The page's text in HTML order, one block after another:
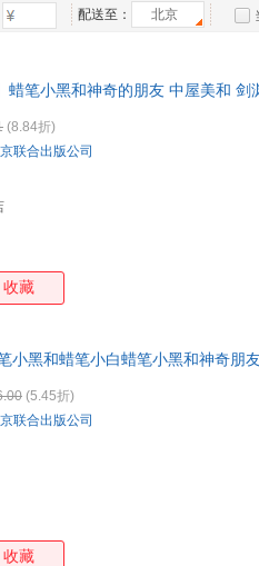
配送至： 北京
蜡笔小黑和神奇的朋友 中屋美和
(8.84折)
联合出版公司
收藏
小黑和蜡笔小白蜡笔小黑和神奇朋
(5.45折)
联合出版公司
收藏